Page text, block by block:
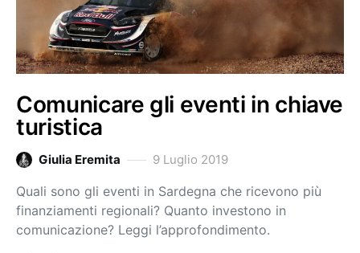
Comunicare gli eventi in chiave
turistica
Giulia Eremita 9 Luglio 2019
Quali sono gli eventi in Sardegna che ricevono più
finanziamenti regionali? Quanto investono in
comunicazione? Leggi l’approfondimento.